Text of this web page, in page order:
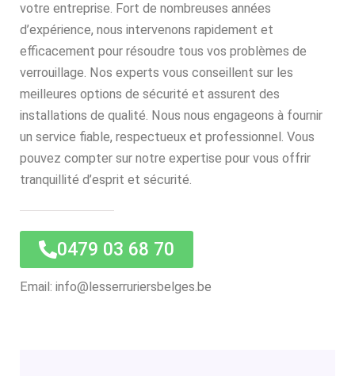
votre entreprise. Fort de nombreuses années
d’expérience, nous intervenons rapidement et
efficacement pour résoudre tous vos problèmes de
verrouillage. Nos experts vous conseillent sur les
meilleures options de sécurité et assurent des
installations de qualité. Nous nous engageons à fournir
un service fiable, respectueux et professionnel. Vous
pouvez compter sur notre expertise pour vous offrir
tranquillité d’esprit et sécurité.
0479 03 68 70
Email: info@lesserruriersbelges.be